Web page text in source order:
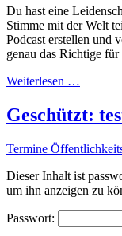
Du hast eine
Stimme mit der Welt
Podcast erstellen und
genau das Richtige
Weiterlesen …
Geschützt:
Termine
Dieser Inhalt ist
um ihn anzeigen zu
Passwort: